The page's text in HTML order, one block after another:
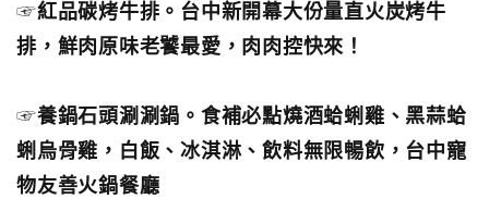
☞紅品碳烤牛排。台中新開幕大份量直火炭烤牛
排，鮮肉原味老饕最愛，肉肉控快來！
☞養鍋石頭涮涮鍋。食補必點燒酒蛤蜊雞、黑蒜蛤
蜊烏骨雞，白飯、冰淇淋、飲料無限暢飲，台中寵
物友善火鍋餐廳